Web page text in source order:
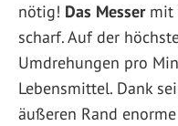
nötig! Das Messermit
scharf. Auf der
Umdrehungen pro
Lebensmittel. Dank
äußeren Rand